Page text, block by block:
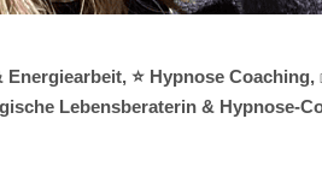
⭐ Hypnose
Lebensberaterin & Hypnose-